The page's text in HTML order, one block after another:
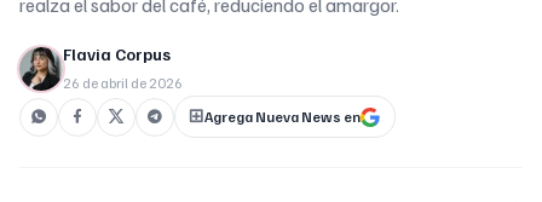
realza el sabor del café, reduciendo el amargor.
Flavia Corpus
26 de abril de 2026
Agrega Nueva News en